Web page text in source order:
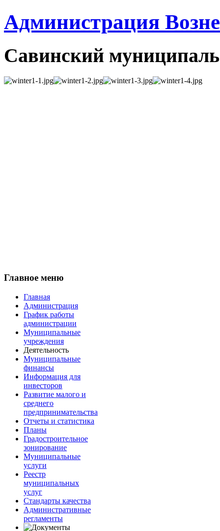
Администрация
Савинский
Главное меню
Главная
Администрация
График работы
администрации
Муниципальные
учреждения
Деятельность
Муниципальные
финансы
Информация для
инвесторов
Развитие малого и
среднего
предпринимательства
Отчеты и статистика
Планы
Градостроительное
зонирование
Муниципальные
услуги
Реестр
муниципальных
услуг
Стандарты качества
Административные
регламенты